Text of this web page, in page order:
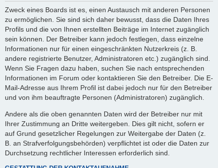
Zweck eines Boards ist es, einen Austausch mit anderen Personen
zu ermöglichen. Sie sind sich daher bewusst, dass die Daten Ihres
Profils und die von Ihnen erstellten Beiträge im Internet zugänglich
sein können. Der Betreiber kann jedoch festlegen, dass einzelne
Informationen nur für einen eingeschränkten Nutzerkreis (z. B.
andere registrierte Benutzer, Administratoren etc.) zugänglich sind.
Wenn Sie Fragen dazu haben, suchen Sie nach entsprechenden
Informationen im Forum oder kontaktieren Sie den Betreiber. Die E-
Mail-Adresse aus Ihrem Profil ist dabei jedoch nur für den Betreiber
und von ihm beauftragte Personen (Administratoren) zugänglich.
Andere als die oben genannten Daten wird der Betreiber nur mit
Ihrer Zustimmung an Dritte weitergeben. Dies gilt nicht, sofern er
auf Grund gesetzlicher Regelungen zur Weitergabe der Daten (z.
B. an Strafverfolgungsbehörden) verpflichtet ist oder die Daten zur
Durchsetzung rechtlicher Interessen erforderlich sind.